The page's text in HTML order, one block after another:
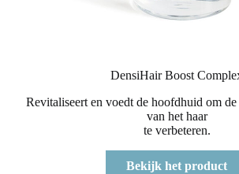
DensiHair Boost
Revitaliseert en voedt de hoofdhuid om
van het haar
te verbeteren.
Bekijk het product